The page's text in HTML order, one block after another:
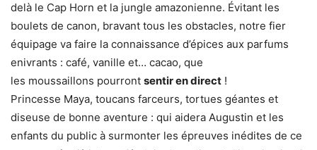
delà le Cap Horn et la jungle amazonienne. Évitant les
boulets de canon, bravant tous les obstacles, notre fier
équipage va faire la connaissance d’épices aux parfums
enivrants : café, vanille et… cacao, que
les moussaillons pourront sentir en direct !
Princesse Maya, toucans farceurs, tortues géantes et
diseuse de bonne aventure : qui aidera Augustin et les
enfants du public à surmonter les épreuves inédites de ce